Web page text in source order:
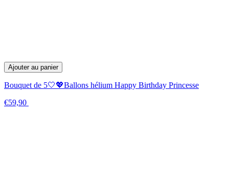
Ajouter au panier
Bouquet de 5🤍💖Ballons hélium Happy Birthday Princesse
€59,90